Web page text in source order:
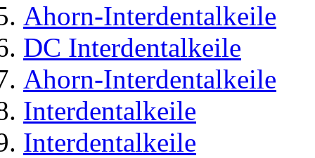
Ahorn-Interdentalkeile
DC Interdentalkeile
Ahorn-Interdentalkeile
Interdentalkeile
Interdentalkeile